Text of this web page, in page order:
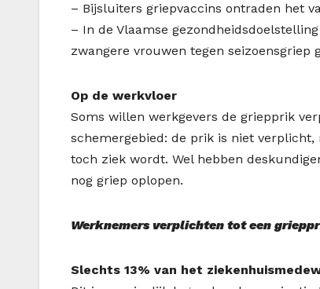
– Bijsluiters griepvaccins ontraden het
– In de Vlaamse
zwangere vrouwen tegen seizoensgriep
Op de werkvloer
Soms willen werkgevers de griepprik
schemergebied: de prik is niet
toch ziek wordt. Wel hebben
nog griep oplopen.
Werknemers verplichten tot een
Slechts 13% van het